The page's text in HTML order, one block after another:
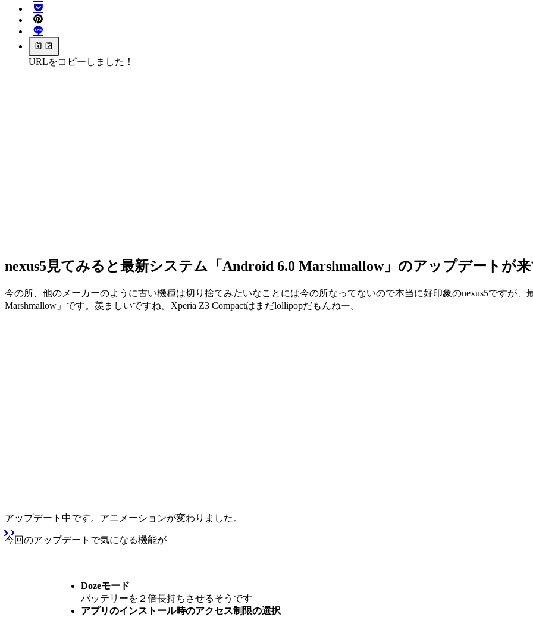
URLをコピーしました！
nexus5見てみると最新システム「Android 6.0 Marshmallow」のアップデートが
今の所、他のメーカーのように古い機種は切り捨てみたいなことには今の所なってないので本当に好印象のnexus5ですが、
Marshmallow」です。羨ましいですね。Xperia Z3 Compactはまだlollipopだもんねー。
アップデート中です。アニメーションが変わりました。
今回のアップデートで気になる機能が
Dozeモード
バッテリーを２倍長持ちさせるそうです
アプリのインストール時のアクセス制限の選択